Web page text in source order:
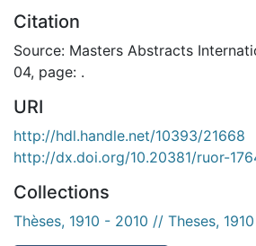
Citation
Source: Masters Abstracts
04, page: .
URI
http://hdl.handle.net/10393/21668
http://dx.doi.org/10.20381/ruor-
Collections
Thèses, 1910 - 2010 // Theses,